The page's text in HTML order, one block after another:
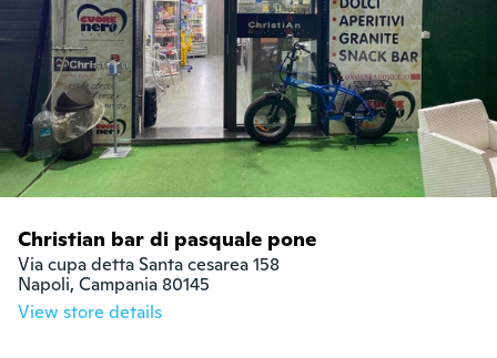
Christian bar di pasquale pone
Via cupa detta Santa cesarea 158
Napoli, Campania 80145
View store details